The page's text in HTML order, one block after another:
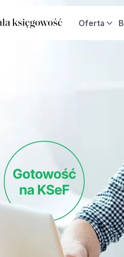
Oferta
raz lub skontaktuj się z